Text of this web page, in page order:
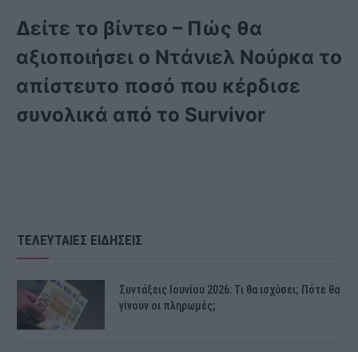
Δείτε το βίντεο – Πώς θα
αξιοποιήσει ο Ντάνιελ Νούρκα το
απίστευτο ποσό που κέρδισε
συνολικά από το Survivor
ΤΕΛΕΥΤΑΙΕΣ ΕΙΔΗΣΕΙΣ
Συντάξεις Ιουνίου 2026: Τι θα ισχύσει; Πότε θα
γίνουν οι πληρωμές;